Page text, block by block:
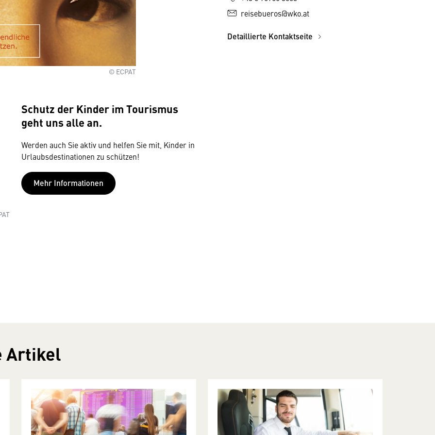
© ECPAT
Schutz der Kinder im Tourismus
geht uns alle an.
Werden auch Sie aktiv und helfen Sie mit, Kinder in
Urlaubsdestinationen zu schützen!
Mehr Informationen
reisebueros@wko.at
Detaillierte Kontaktseite
Artikel